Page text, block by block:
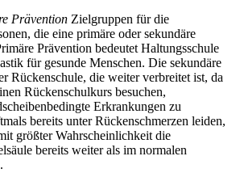
Prävention Zielgruppen für die
die eine primäre oder sekundäre
Prävention bedeutet Haltungsschule
für gesunde Menschen. Die sekundäre
Rückenschule, die weiter verbreitet ist, da
Rückenschulkurs besuchen,
Erkrankungen zu
bereits unter Rückenschmerzen leiden,
größter Wahrscheinlichkeit die
bereits weiter als im normalen